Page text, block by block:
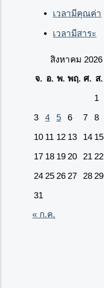
เวลามีคุณค่า
เวลามีสาระ
สิงหาคม 2026
จ. อ. พ. พฤ. ศ. ส.
1
3
4 5 6 7 8
10 11 12 13 14 15
17 18 19 20 21 22
24 25 26 27 28 29
31
« ก.ค.